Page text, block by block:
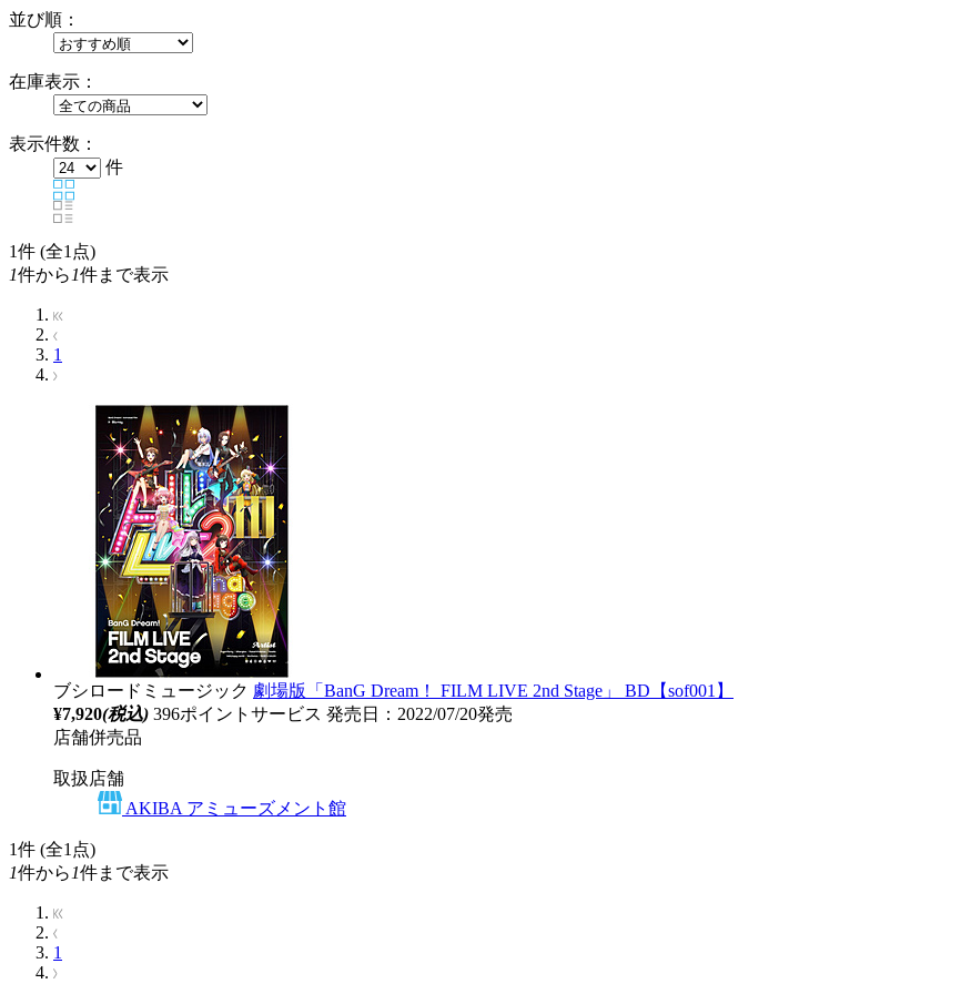
並び順：
在庫表示：
表示件数：
件
1件 (全1点)
1件から 1件まで表示
1
ブシロードミュージック 劇場版「BanG Dream！ FILM LIVE 2nd Stage」 BD【sof001】
¥7,920(税込) 396ポイントサービス 発売日：2022/07/20発売
店舗併売品
取扱店舗
AKIBA アミューズメント館
1件 (全1点)
1件から 1件まで表示
1